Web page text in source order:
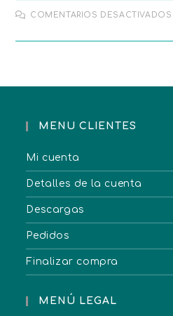
COMENTARIOS DESACTIVADOS
MENU CLIENTES
Mi cuenta
Detalles de la cuenta
Descargas
Pedidos
Finalizar compra
MENÚ LEGAL